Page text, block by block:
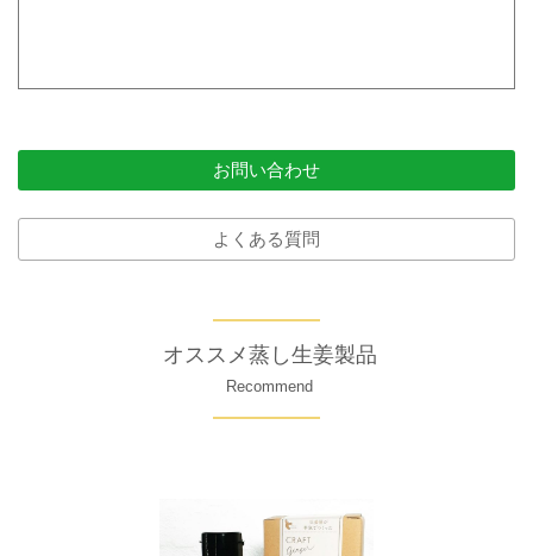
お問い合わせ
よくある質問
オススメ蒸し生姜製品
Recommend